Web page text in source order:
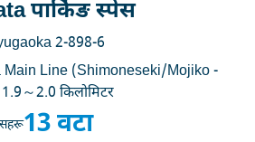
पार्किङ स्पेस
2-898-6
Line (Shimoneseki/Mojiko -
～2.0 किलोमिटर
13 वटा